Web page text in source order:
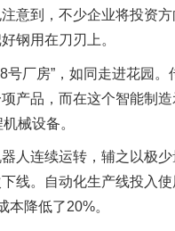
意到，不少企业将投资
钢用在刀刃上。
号厂房”，如同走进花园。
产品，而在这个智能制造
械设备。
人连续运转，辅之以极
线。自动化生产线投入
本降低了20%。